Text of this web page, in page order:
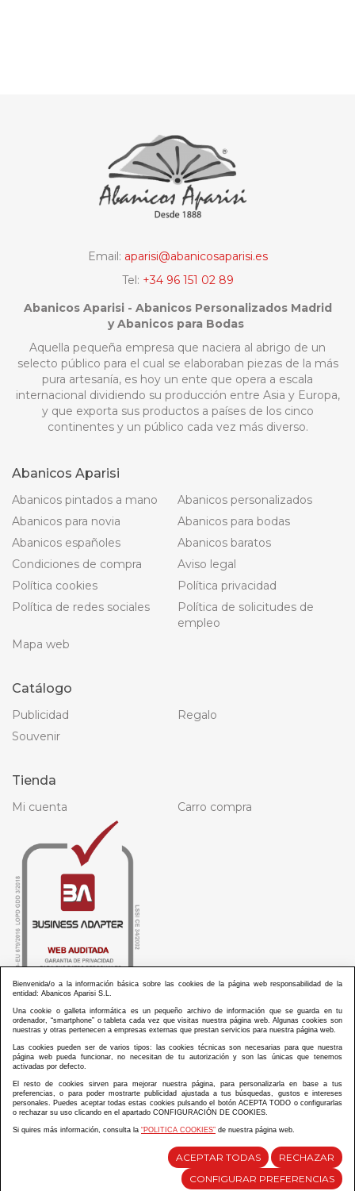
Email: aparisi@abanicosaparisi.es
Tel: +34 96 151 02 89
Abanicos Aparisi - Abanicos Personalizados Madrid
y Abanicos para Bodas
Aquella pequeña empresa que naciera al abrigo de un
selecto público para el cual se elaboraban piezas de la más
pura artesanía, es hoy un ente que opera a escala
internacional dividiendo su producción entre Asia y Europa,
y que exporta sus productos a países de los cinco
continentes y un público cada vez más diverso.
Abanicos Aparisi
Abanicos pintados a mano
Abanicos personalizados
Abanicos para novia
Abanicos para bodas
Abanicos españoles
Abanicos baratos
Condiciones de compra
Aviso legal
Política cookies
Política privacidad
Política de redes sociales
Política de solicitudes de
empleo
Mapa web
Catálogo
Publicidad
Regalo
Souvenir
Tienda
Mi cuenta Carro compra
ABANICOS APARISI S.L. ha recibido por parte de La Generalitat Valenciana, la cantidad de
100.000 € en apoyo al proyecto HISOLV/2021/3933/46 del PLAN EMPRESARIAL “PLAN RESISITIR
ABANICOS APARISI S.L. ha recibido por parte de La Generalitat Valenciana, la cantidad de 7.000
€ en apoyo al proyecto CMARTE/2021/265/46 del PLAN AYUDAS DIRECTAS ARTESANIA “CMARTE”.
Diseño y desarrollo web Im3diA comunicación
Bienvenida/o a la información básica sobre las cookies de la página web responsabilidad de la
entidad: Abanicos Aparisi S.L.
Una cookie o galleta informática es un pequeño archivo de información que se guarda en tu
ordenador, “smartphone” o tableta cada vez que visitas nuestra página web. Algunas cookies son
nuestras y otras pertenecen a empresas externas que prestan servicios para nuestra página web.
Las cookies pueden ser de varios tipos: las cookies técnicas son necesarias para que nuestra
página web pueda funcionar, no necesitan de tu autorización y son las únicas que tenemos
activadas por defecto.
El resto de cookies sirven para mejorar nuestra página, para personalizarla en base a tus
preferencias, o para poder mostrarte publicidad ajustada a tus búsquedas, gustos e intereses
personales. Puedes aceptar todas estas cookies pulsando el botón ACEPTA TODO o configurarlas
o rechazar su uso clicando en el apartado CONFIGURACIÓN DE COOKIES.
Si quires más información, consulta la “POLITICA COOKIES” de nuestra página web.
ACEPTAR TODAS
RECHAZAR
CONFIGURAR PREFERENCIAS